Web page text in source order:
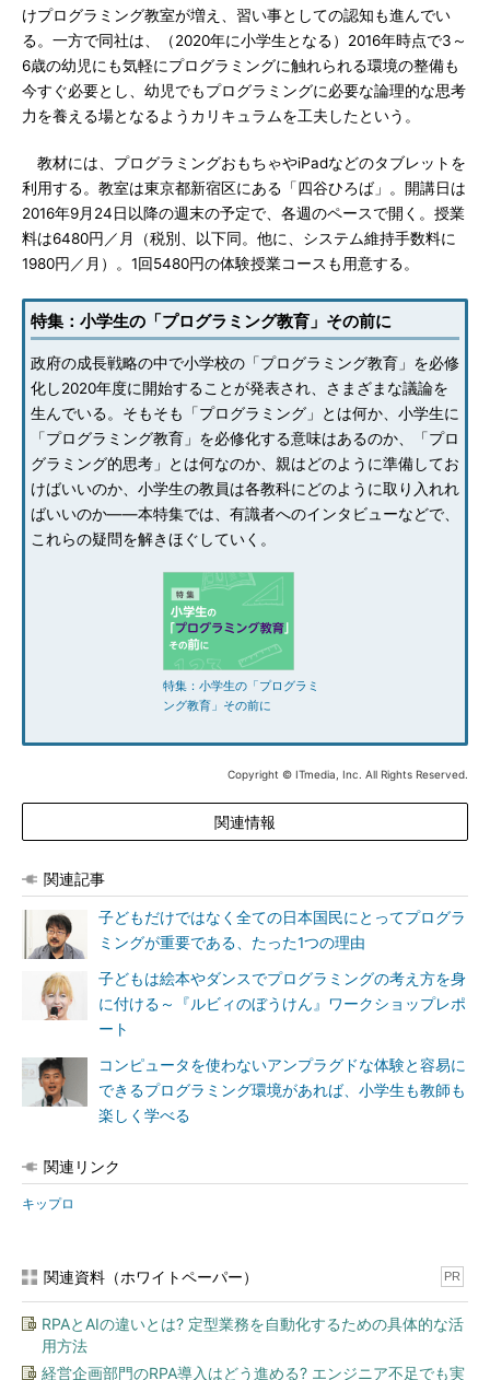
けプログラミング教室が増え、習い事としての認知も進んでい
る。一方で同社は、（2020年に小学生となる）2016年時点で3～
6歳の幼児にも気軽にプログラミングに触れられる環境の整備も
今すぐ必要とし、幼児でもプログラミングに必要な論理的な思考
力を養える場となるようカリキュラムを工夫したという。
教材には、プログラミングおもちゃやiPadなどのタブレットを
利用する。教室は東京都新宿区にある「四谷ひろば」。開講日は
2016年9月24日以降の週末の予定で、各週のペースで開く。授業
料は6480円／月（税別、以下同。他に、システム維持手数料に
1980円／月）。1回5480円の体験授業コースも用意する。
特集：小学生の「プログラミング教育」その前に
政府の成長戦略の中で小学校の「プログラミング教育」を必修
化し2020年度に開始することが発表され、さまざまな議論を
生んでいる。そもそも「プログラミング」とは何か、小学生に
「プログラミング教育」を必修化する意味はあるのか、「プロ
グラミング的思考」とは何なのか、親はどのように準備してお
けばいいのか、小学生の教員は各教科にどのように取り入れれ
ばいいのか――本特集では、有識者へのインタビューなどで、
これらの疑問を解きほぐしていく。
特集：小学生の「プログラミ
ング教育」その前に
Copyright © ITmedia, Inc. All Rights Reserved.
関連情報
関連記事
子どもだけではなく全ての日本国民にとってプログラ
ミングが重要である、たった1つの理由
子どもは絵本やダンスでプログラミングの考え方を身
に付ける～『ルビィのぼうけん』ワークショップレポ
ート
コンピュータを使わないアンプラグドな体験と容易に
できるプログラミング環境があれば、小学生も教師も
楽しく学べる
関連リンク
キップロ
関連資料（ホワイトペーパー） PR
RPAとAIの違いとは? 定型業務を自動化するための具体的な活
用方法
経営企画部門のRPA導入はどう進める? エンジニア不足でも実